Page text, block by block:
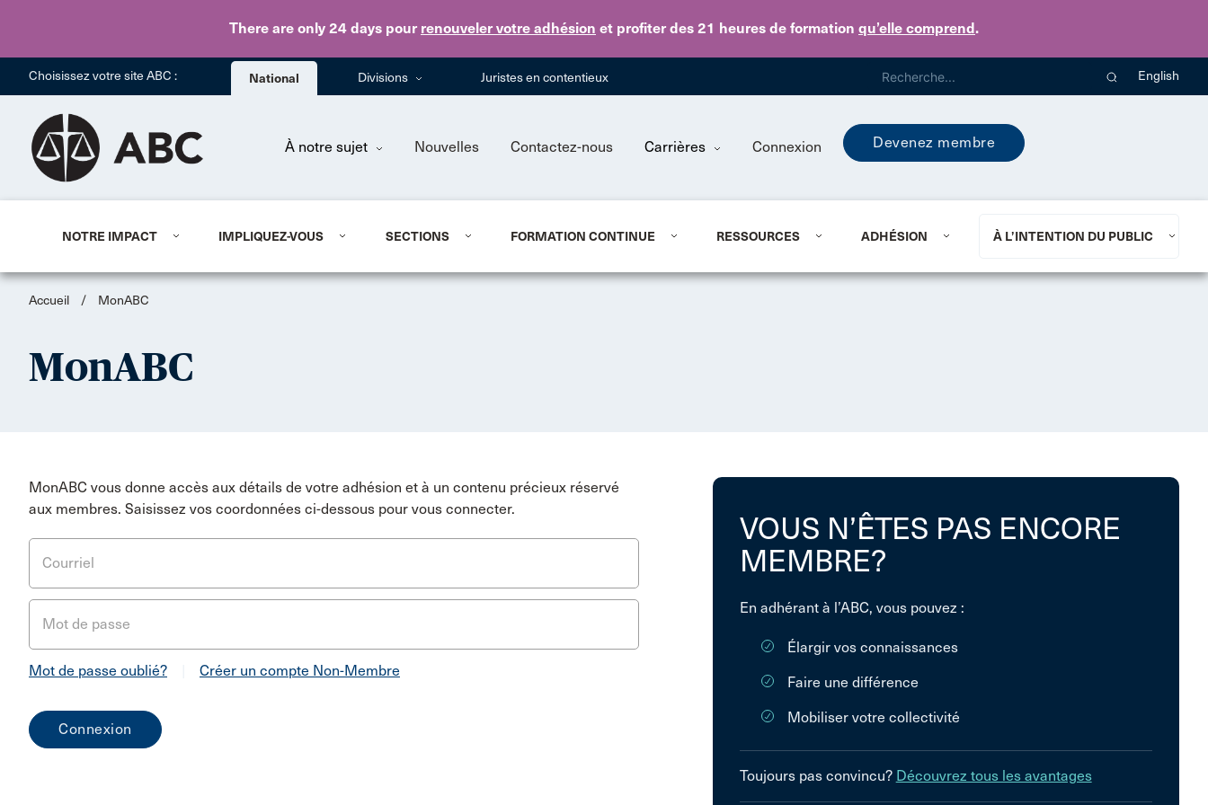
There are only 24 days pour renouveler votre adhésion et profiter des 21 heures de formation qu’elle comprend.
Skip to main content
Choisissez votre site ABC : National Divisions Juristes en contentieux English
À notre sujet Nouvelles Contactez-nous Carrières Connexion Devenez membre
NOTRE IMPACT IMPLIQUEZ-VOUS SECTIONS FORMATION CONTINUE RESSOURCES ADHÉSION À L’INTENTION DU PUBLIC
Accueil / MonABC
MonABC
MonABC vous donne accès aux détails de votre adhésion et à un contenu précieux réservé
aux membres. Saisissez vos coordonnées ci-dessous pour vous connecter.
Courriel
Mot de passe
Mot de passe oublié? Créer un compte Non-Membre
VOUS N’ÊTES PAS ENCORE
MEMBRE?
En adhérant à l’ABC, vous pouvez :
Élargir vos connaissances
Faire une différence
Mobiliser votre collectivité
Toujours pas convincu? Découvrez tous les avantages